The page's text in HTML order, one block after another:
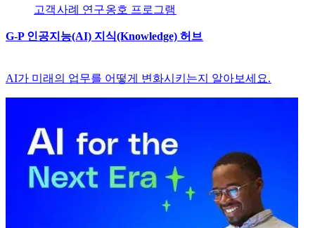
고객​​사례 연구​​옹호 프로그램​​
G-P 인공지능(AI) 지식(Knowledge) 허브​​
AI가 미래의 업무를 어떻게 변화시키는지 알아보세요.​​